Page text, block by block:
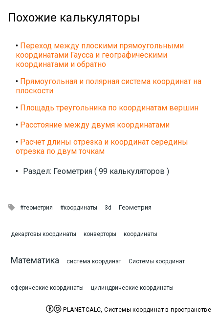
Похожие калькуляторы
• Переход между плоскими прямоугольными
координатами Гаусса и географическими
координатами и обратно
• Прямоугольная и полярная система координат на
плоскости
• Площадь треугольника по координатам вершин
• Расстояние между двумя координатами
• Расчет длины отрезка и координат середины
отрезка по двум точкам
• Раздел: Геометрия ( 99 калькуляторов )
 #геометрия #координаты 3d Геометрия
декартовы координаты конверторы координаты
Математика система координат Системы координат
сферические координаты цилиндрические координаты
 PLANETCALC, Системы координат в пространстве